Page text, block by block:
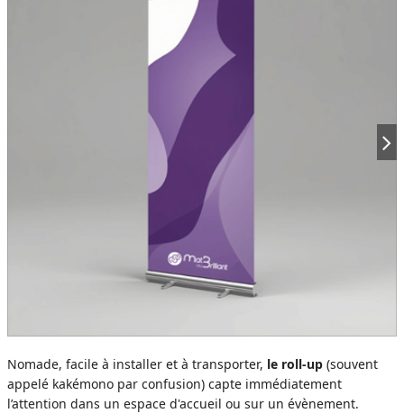
Nomade, facile à installer et à transporter, le roll-up (souvent
appelé kakémono par confusion) capte immédiatement
l’attention dans un espace d'accueil ou sur un évènement.